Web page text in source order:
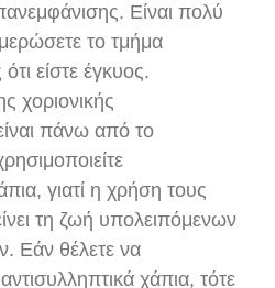
Είναι πολύ
το τμήμα
είστε έγκυος.
χοριονικής
πάνω από το
γιατί η χρήση τους
τη ζωή υπολειπόμενων
Εάν θέλετε να
χάπια, τότε